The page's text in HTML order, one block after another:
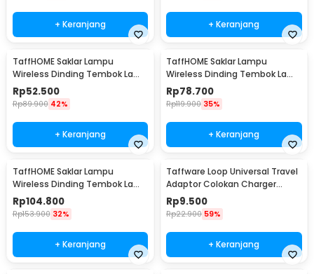
+ Keranjang + Keranjang
TaffHOME Saklar Lampu
Wireless Dinding Tembok Lamp
Switch RF 433MHz 1 Gang 1
Receiver - WHK01
Rp52.500
Rp89.900 42%
+ Keranjang
TaffHOME Saklar Lampu
Wireless Dinding Tembok Lamp
Switch RF 433MHz 2 Gang 2
Receiver - WHK01
Rp78.700
Rp119.900 35%
+ Keranjang
TaffHOME Saklar Lampu
Wireless Dinding Tembok Lamp
Switch RF 433MHz 3 Gang 3
Receiver - WHK01
Rp104.800
Rp153.900 32%
+ Keranjang
Taffware Loop Universal Travel
Adaptor Colokan Charger
Adapter 2500W - N16
Rp9.500
Rp22.900 59%
+ Keranjang